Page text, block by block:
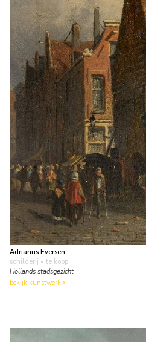
Adrianus Eversen
schilderij • te koop
Hollands stadsgezicht
bekijk kunstwerk